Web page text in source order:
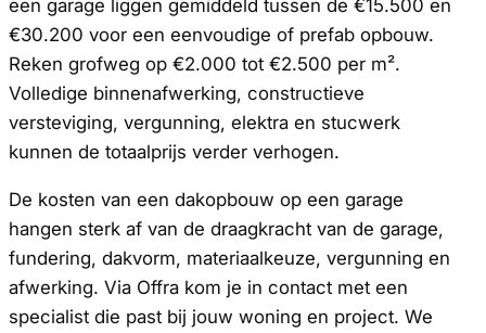
een garage liggen gemiddeld tussen de €15.500 en
€30.200 voor een eenvoudige of prefab opbouw.
Reken grofweg op €2.000 tot €2.500 per m².
Volledige binnenafwerking, constructieve
versteviging, vergunning, elektra en stucwerk
kunnen de totaalprijs verder verhogen.
De kosten van een dakopbouw op een garage
hangen sterk af van de draagkracht van de garage,
fundering, dakvorm, materiaalkeuze, vergunning en
afwerking. Via Offra kom je in contact met een
specialist die past bij jouw woning en project. We